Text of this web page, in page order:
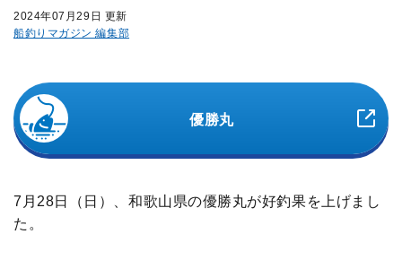
2024年07月29日 更新
船釣りマガジン 編集部
優勝丸
7月28日（日）、和歌山県の優勝丸が好釣果を上げまし
た。